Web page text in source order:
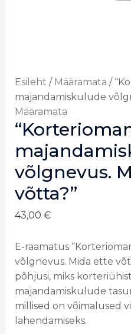
Esileht / Määramata /
majandamiskulude
Määramata
võlgnevus.
võtta?”
43,00 €
E-raamatus
võlgnevus. Mida ette
põhjusi, miks
majandamiskulude
millised on võimalused
lahendamiseks.